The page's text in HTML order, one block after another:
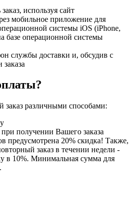
используя сайт
мобильное приложение для
системы iOS (iPhone,
базе операционной системы
службы доставки и, обсудив с
заказ различными способами:
получении Вашего заказа
предусмотрена 20% скидка! Также,
заказ в течении недели -
в 10%. Минимальная сумма для